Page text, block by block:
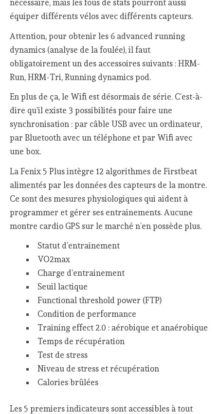
nécessaire, mais les fous de stats pourront aussi
équiper différents vélos avec différents capteurs.
Attention, pour obtenir les 6 advanced running
dynamics (analyse de la foulée), il faut
obligatoirement un des accessoires suivants : HRM-
Run, HRM-Tri, Running dynamics pod.
En plus de ça, le Wifi est désormais de série. C’est-à-
dire qu’il existe 3 possibilités pour faire une
synchronisation : par câble USB avec un ordinateur,
par Bluetooth avec un téléphone et par Wifi avec
une box.
La Fenix 5 Plus intègre 12 algorithmes de Firstbeat
alimentés par les données des capteurs de la montre.
Ce sont des mesures physiologiques qui aident à
programmer et gérer ses entrainements. Aucune
montre cardio GPS sur le marché n’en possède plus.
Statut d’entrainement
VO2max
Charge d’entrainement
Seuil lactique
Functional threshold power (FTP)
Condition de performance
Training effect 2.0 : aérobique et anaérobique
Temps de récupération
Test de stress
Niveau de stress et récupération
Calories brûlées
Les 5 premiers indicateurs sont accessibles à tout